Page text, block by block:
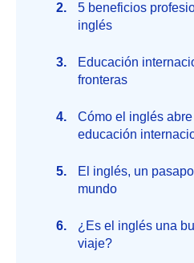
5 beneficios
inglés
Educación
fronteras
Cómo el inglés
educación
El inglés, un
mundo
¿Es el inglés una
viaje?